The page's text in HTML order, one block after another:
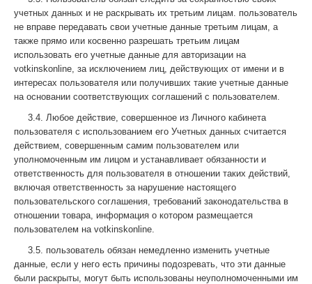
учетных данных и не раскрывать их третьим лицам. пользователь
не вправе передавать свои учетные данные третьим лицам, а
также прямо или косвенно разрешать третьим лицам
использовать его учетные данные для авторизации на
votkinskonline, за исключением лиц, действующих от имени и в
интересах пользователя или получивших такие учетные данные
на основании соответствующих соглашений с пользователем.
3.4. Любое действие, совершенное из Личного кабинета
пользователя с использованием его Учетных данных считается
действием, совершенным самим пользователем или
уполномоченным им лицом и устанавливает обязанности и
ответственность для пользователя в отношении таких действий,
включая ответственность за нарушение настоящего
пользовательского соглашения, требований законодательства в
отношении товара, информация о котором размещается
пользователем на votkinskonline.
3.5. пользователь обязан немедленно изменить учетные
данные, если у него есть причины подозревать, что эти данные
были раскрыты, могут быть использованы неуполномоченными им